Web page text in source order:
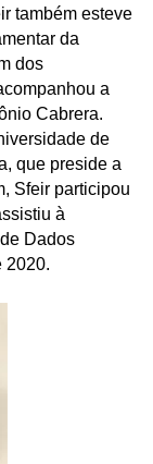
também esteve
da
dos
a
Cabrera.
de
que preside a
Sfeir participou
à
Dados
2020.